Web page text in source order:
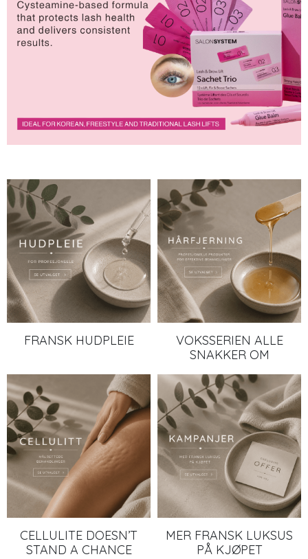
FRANSK HUDPLEIE
VOKSSERIEN ALLE
SNAKKER OM
CELLULITE DOESN’T
STAND A CHANCE
MER FRANSK LUKSUS
PÅ KJØPET